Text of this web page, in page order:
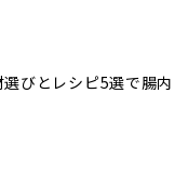
びとレシピ5選で腸内